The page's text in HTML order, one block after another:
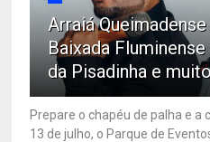
Arraiá
Baixada
da Pisadinha e
Prepare o chapéu de palha e a
13 de julho, o Parque de